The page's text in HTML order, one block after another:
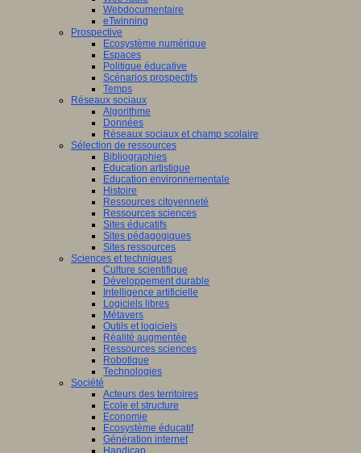
Webdocumentaire
eTwinning
Prospective
Ecosystème numérique
Espaces
Politique éducative
Scénarios prospectifs
Temps
Réseaux sociaux
Algorithme
Données
Réseaux sociaux et champ scolaire
Sélection de ressources
Bibliographies
Education artistique
Education environnementale
Histoire
Ressources citoyenneté
Ressources sciences
Sites éducatifs
Sites pédagogiques
Sites ressources
Sciences et techniques
Culture scientifique
Développement durable
Intelligence artificielle
Logiciels libres
Métavers
Outils et logiciels
Réalité augmentée
Ressources sciences
Robotique
Technologies
Société
Acteurs des territoires
Ecole et structure
Economie
Ecosystème éducatif
Génération internet
Handicap